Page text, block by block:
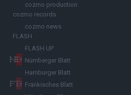
cozmo production
cozmo records
cozmo news
FLASH
FLASH UP
Nürnberger Blatt
Hamburger Blatt
Fränkisches Blatt